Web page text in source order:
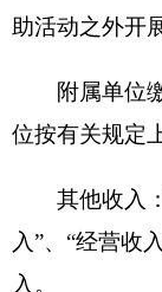
待）支出。
员法管理的事业
各项资金，包括
备购置费、办公
公用房物业管理
费用。